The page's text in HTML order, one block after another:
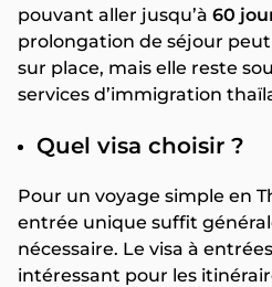
pouvant aller jusqu’à 60
prolongation de séjour
sur place, mais elle reste
services d’immigration
Quel visa choisir ?
Pour un voyage simple en
entrée unique suffit
nécessaire. Le visa à
intéressant pour les